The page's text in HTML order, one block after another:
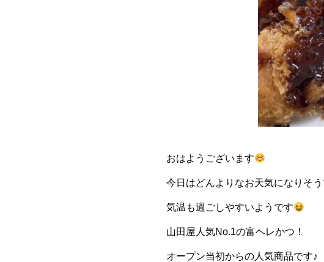
おはようございます
今日はどんよりなお天気になりそ
気温も過ごしやすいようです
山田屋人気No.1の富ヘレかつ！
オープン当初からの人気商品です♪